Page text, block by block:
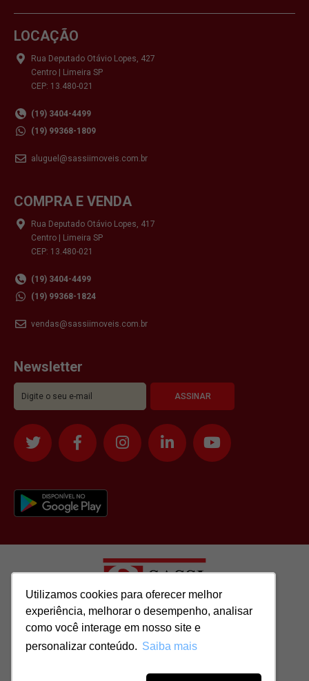
Utilizamos cookies para oferecer melhor
experiência, melhorar o desempenho, analisar
como você interage em nosso site e
personalizar conteúdo. Saiba mais
Utilizamos cookies para oferecer melhor
experiência, melhorar o desempenho, analisar
como você interage em nosso site e
personalizar conteúdo. Saiba mais
LOCAÇÃO
Rua Deputado Otávio Lopes, 427
Centro | Limeira SP
CEP: 13.480-021
(19) 3404-4499
(19) 99368-1809
aluguel@sassiimoveis.com.br
COMPRA E VENDA
Rua Deputado Otávio Lopes, 417
Centro | Limeira SP
CEP: 13.480-021
(19) 3404-4499
(19) 99368-1824
vendas@sassiimoveis.com.br
Newsletter
Todos os direitos reservados para: SASSI IMÓVEIS LTDA | CNPJ:
51.417.293/0001-48 | CRECI: J-04970/1